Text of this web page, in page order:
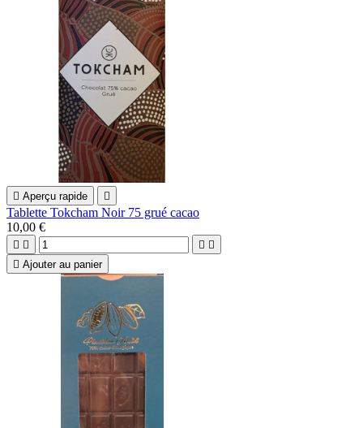
 Aperçu rapide 
Tablette Tokcham Noir 75 grué cacao
10,00 €
   
 Ajouter au panier